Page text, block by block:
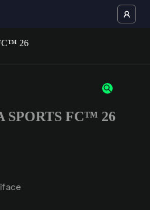
Zeichen oder Ziffern ein
SPORTS FC™ 26